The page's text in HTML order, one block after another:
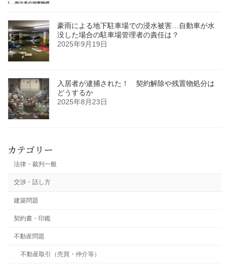
豪雨による地下駐車場での浸水被害…自動車が水
没した場合の駐車場管理者の責任は？
2025年9月19日
入居者が逮捕された！ 契約解除や残置物処分は
どうするか
2025年8月23日
カテゴリー
法律・裁判一般
交渉・話し方
建築問題
契約書・印鑑
不動産問題
不動産取引（売買・仲介等）